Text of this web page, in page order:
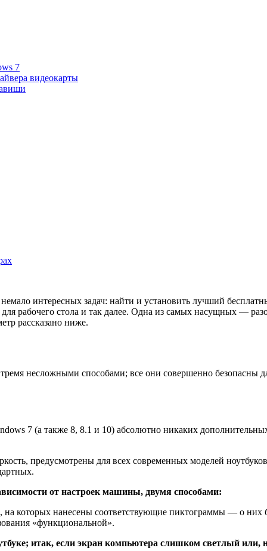
7
видеокарты
интересных задач: найти и установить лучший
рабочего стола и так далее. Одна из самых насущных —
рассказано ниже.
несложными способами; все они совершенно безопасны
7 (а также 8, 8.1 и 10) абсолютно никаких
предусмотрены для всех современных моделей
от настроек машины, двумя способами:
которых нанесены соответствующие пиктограммы — о них
«функциональной».
итак, если экран компьютера слишком светлый